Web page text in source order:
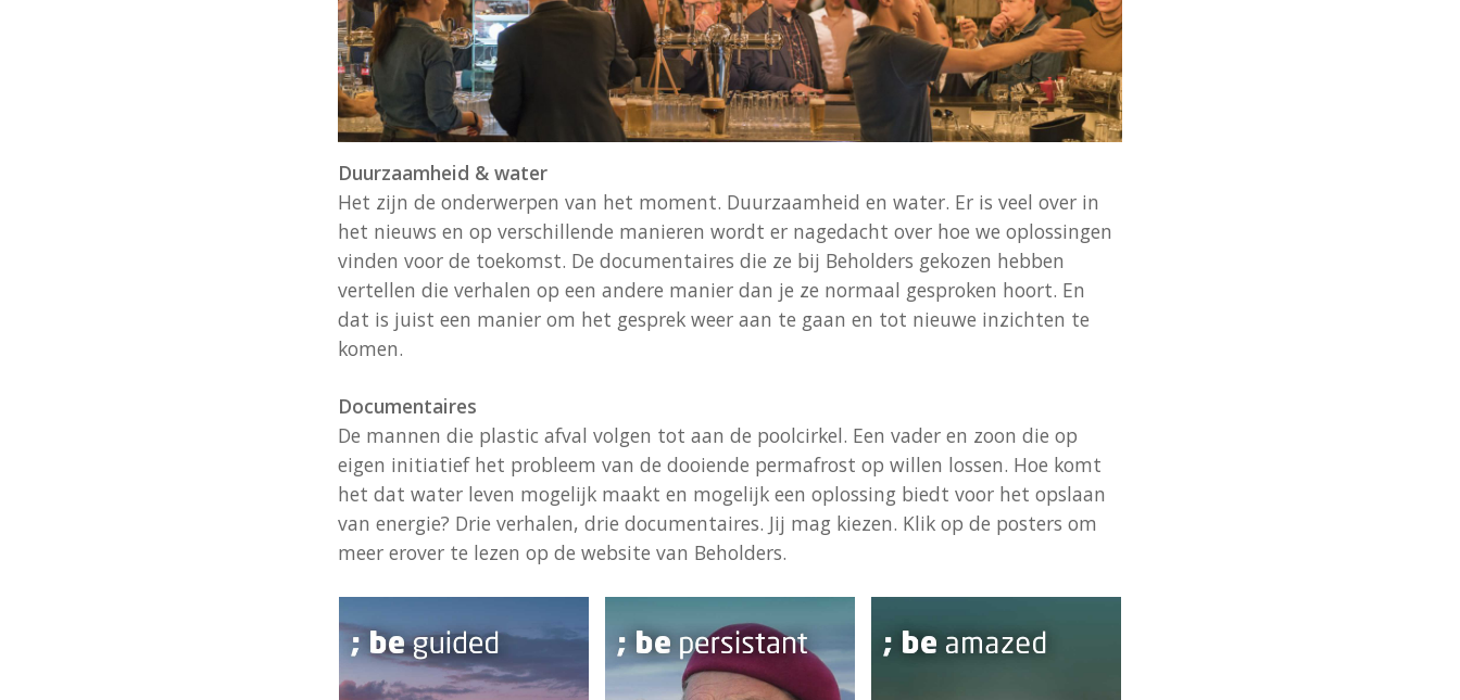
Duurzaamheid & water
Het zijn de onderwerpen van het moment. Duurzaamheid en water. Er is veel over in
het nieuws en op verschillende manieren wordt er nagedacht over hoe we oplossingen
vinden voor de toekomst. De documentaires die ze bij Beholders gekozen hebben
vertellen die verhalen op een andere manier dan je ze normaal gesproken hoort. En
dat is juist een manier om het gesprek weer aan te gaan en tot nieuwe inzichten te
komen.
Documentaires
De mannen die plastic afval volgen tot aan de poolcirkel. Een vader en zoon die op
eigen initiatief het probleem van de dooiende permafrost op willen lossen. Hoe komt
het dat water leven mogelijk maakt en mogelijk een oplossing biedt voor het opslaan
van energie? Drie verhalen, drie documentaires. Jij mag kiezen. Klik op de posters om
meer erover te lezen op de website van Beholders.